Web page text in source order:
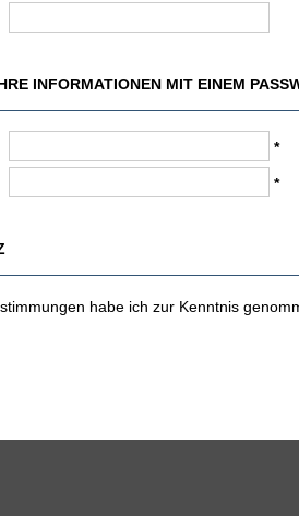
INFORMATIONEN MIT EINEM
*
*
habe ich zur Kenntnis